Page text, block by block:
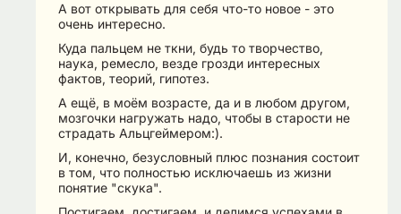
А вот открывать для себя что-то новое - это
очень интересно.
Куда пальцем не ткни, будь то творчество,
наука, ремесло, везде грозди интересных
фактов, теорий, гипотез.
А ещё, в моём возрасте, да и в любом другом,
мозгочки нагружать надо, чтобы в старости не
страдать Альцгеймером:).
И, конечно, безусловный плюс познания состоит
в том, что полностью исключаешь из жизни
понятие "скука".